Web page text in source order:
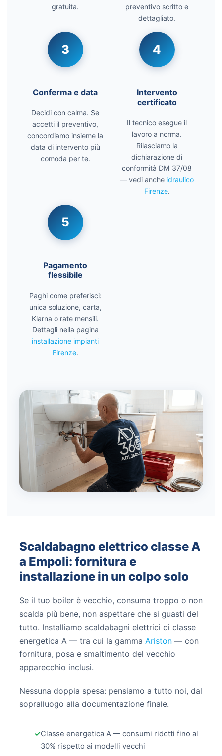
gratuita.
preventivo scritto e
dettagliato.
3
Conferma e data
Decidi con calma. Se
accetti il preventivo,
concordiamo insieme la
data di intervento più
comoda per te.
4
Intervento
certificato
Il tecnico esegue il
lavoro a norma.
Rilasciamo la
dichiarazione di
conformità DM 37/08
— vedi anche idraulico
Firenze.
5
Pagamento
flessibile
Paghi come preferisci:
unica soluzione, carta,
Klarna o rate mensili.
Dettagli nella pagina
installazione impianti
Firenze.
Scaldabagno elettrico classe A
a Empoli: fornitura e
installazione in un colpo solo
Se il tuo boiler è vecchio, consuma troppo o non
scalda più bene, non aspettare che si guasti del
tutto. Installiamo scaldabagni elettrici di classe
energetica A — tra cui la gamma Ariston — con
fornitura, posa e smaltimento del vecchio
apparecchio inclusi.
Nessuna doppia spesa: pensiamo a tutto noi, dal
sopralluogo alla documentazione finale.
✓Classe energetica A — consumi ridotti fino al
30% rispetto ai modelli vecchi